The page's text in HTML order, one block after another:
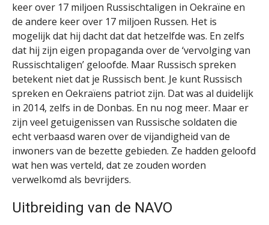
keer over 17 miljoen Russischtaligen in Oekraïne en
de andere keer over 17 miljoen Russen. Het is
mogelijk dat hij dacht dat dat hetzelfde was. En zelfs
dat hij zijn eigen propaganda over de ‘vervolging van
Russischtaligen’ geloofde. Maar Russisch spreken
betekent niet dat je Russisch bent. Je kunt Russisch
spreken en Oekraïens patriot zijn. Dat was al duidelijk
in 2014, zelfs in de Donbas. En nu nog meer. Maar er
zijn veel getuigenissen van Russische soldaten die
echt verbaasd waren over de vijandigheid van de
inwoners van de bezette gebieden. Ze hadden geloofd
wat hen was verteld, dat ze zouden worden
verwelkomd als bevrijders.
Uitbreiding van de NAVO